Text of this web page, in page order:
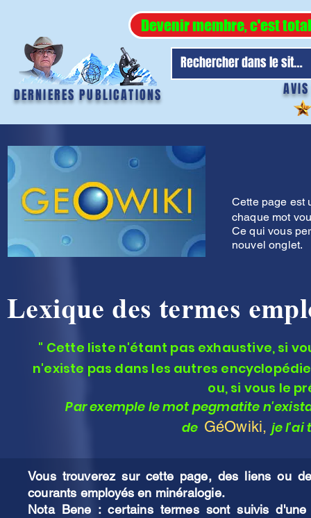
Devenir membre, c'est
DERNIERES PUBLICATIONS
Cette page est
chaque mot
Ce qui vous
nouvel onglet.
Lexique des termes
" Cette liste n'étant pas exhaustive, si
n'existe pas dans les autres
ou, si vous le
Par exemple le mot pegmatite
de GéOwiki, je l'ai
Vous trouverez sur cette page, des liens ou
courants employés en minéralogie.
Nota Bene : certains termes sont suivis